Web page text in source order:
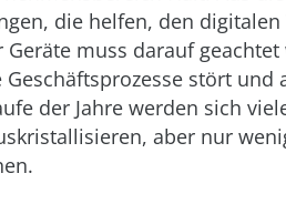
die helfen, den
Geräte muss darauf
Geschäftsprozesse stört
der Jahre werden sich
aber nur